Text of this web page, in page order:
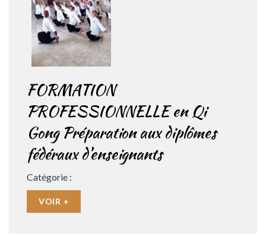
FORMATION
PROFESSIONNELLE en Qi
Gong Préparation aux diplômes
fédéraux d’enseignants
Catégorie :
VOIR +